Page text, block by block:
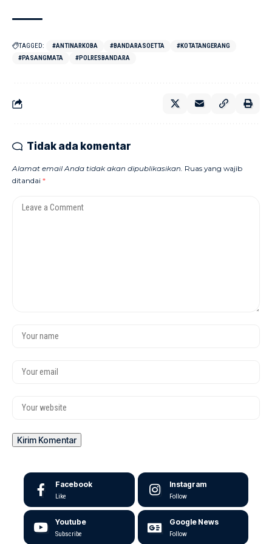
TAGGED: #ANTINARKOBA #BANDARASOETTA
#KOTATANGERANG
#PASANGMATA
#POLRESBANDARA
Tidak ada komentar
Alamat email Anda tidak akan dipublikasikan. Ruas yang wajib
ditandai *
Facebook
Like
Instagram
Follow
Youtube
Subscribe
Google News
Follow